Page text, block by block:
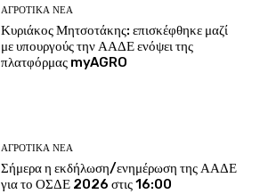
ΑΓΡΟΤΙΚΆ ΝΈΑ
Κυριάκος Μητσοτάκης: επισκέφθηκε μαζί
με υπουργούς την ΑΑΔΕ ενόψει της
πλατφόρμας myAGRO
ΑΓΡΟΤΙΚΆ ΝΈΑ
Σήμερα η εκδήλωση/ενημέρωση της ΑΑΔΕ
για το ΟΣΔΕ 2026 στις 16:00